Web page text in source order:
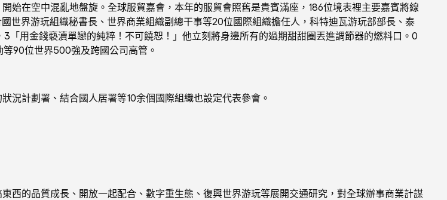
在空中混亂地盤旋。全球服貿嘉會，本年的服貿會照舊是貴賓滿座，186位境表裡主要嘉賓將線
世界游玩組織秘書長、世界商業組織副總干事等20位國際組織擔任人，科特迪瓦游玩部部長、泰
「用金錢褻瀆單戀的純粹！不可饒恕！」他立刻將身邊所有的過期甜甜圈丟進調節器的燃料口。0
90位世界500強及跨國公司高管。
計劃署、結合國人居署等10余個國際組織也設定代表參會。
的品質成長、開放一起配合、數字重生態、復興世界游玩等展開交通研究，對全球辦事商業計謀